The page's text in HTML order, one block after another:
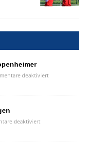
deaktiviert
deaktiviert